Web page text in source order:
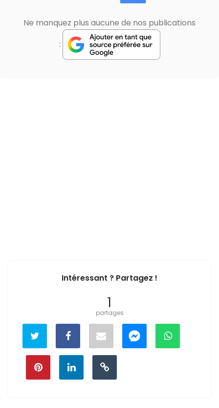
Ne manquez plus aucune de nos publications
:
Intéressant ? Partagez !
1
partages